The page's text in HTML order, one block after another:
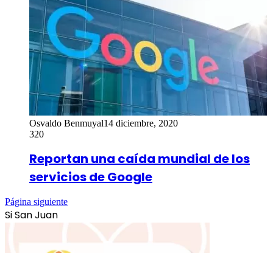
Osvaldo Benmuyal14 diciembre, 2020
320
Reportan una caída mundial de los
servicios de Google
Página siguiente
Si San Juan